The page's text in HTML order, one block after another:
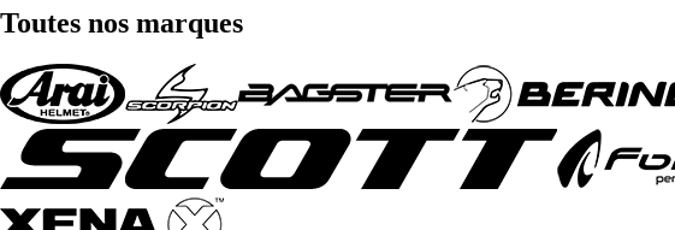
Toutes nos marques